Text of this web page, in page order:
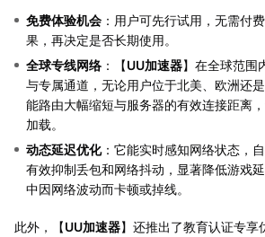
免费体验机会 ：用户可先行试用，无需付
果，再决定是否长期使用。
全球专线网络 ：【UU加速器】在全球范围
与专属通道，无论用户位于北美、欧洲还
能路由大幅缩短与服务器的有效连接距离
加载。
动态延迟优化：它能实时感知网络状态，
有效抑制丢包和网络抖动，显著降低游戏
中因网络波动而卡顿或掉线。
此外，【UU加速器】还推出了教育认证专享